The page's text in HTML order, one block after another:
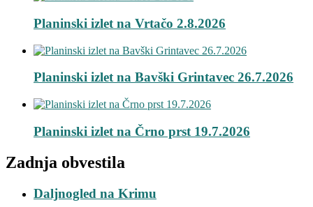
Planinski izlet na Vrtačo 2.8.2026
Planinski izlet na Bavški Grintavec 26.7.2026
Planinski izlet na Črno prst 19.7.2026
Zadnja obvestila
Daljnogled na Krimu